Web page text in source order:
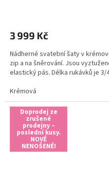
3 999 Kč
Nádherné svatební šaty v
zip a na šněrování. Jsou
elastický pás. Délka rukávků je 3/
Krémová
Doprodej ze
zrušené
prodejny –
poslední kusy.
NOVÉ
NENOŠENÉ!